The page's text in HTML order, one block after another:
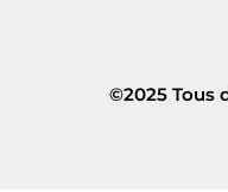
©2025 Tous